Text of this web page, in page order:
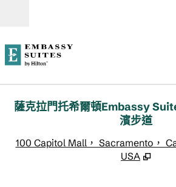
薩克拉門托希爾頓Embassy
濱步道
100 Capitol Mall， Sacramento，
USA